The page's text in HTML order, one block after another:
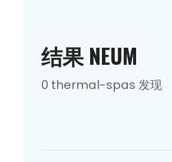
结果 NEUM
0 thermal-spas 发现